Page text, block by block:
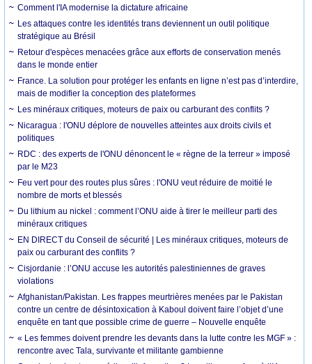
Comment l'IA modernise la dictature africaine
Les attaques contre les identités trans deviennent un outil politique
stratégique au Brésil
Retour d'espèces menacées grâce aux efforts de conservation menés
dans le monde entier
France. La solution pour protéger les enfants en ligne n’est pas d’interdire,
mais de modifier la conception des plateformes
Les minéraux critiques, moteurs de paix ou carburant des conflits ?
Nicaragua : l'ONU déplore de nouvelles atteintes aux droits civils et
politiques
RDC : des experts de l'ONU dénoncent le « règne de la terreur » imposé
par le M23
Feu vert pour des routes plus sûres : l'ONU veut réduire de moitié le
nombre de morts et blessés
Du lithium au nickel : comment l’ONU aide à tirer le meilleur parti des
minéraux critiques
EN DIRECT du Conseil de sécurité | Les minéraux critiques, moteurs de
paix ou carburant des conflits ?
Cisjordanie : l’ONU accuse les autorités palestiniennes de graves
violations
Afghanistan/Pakistan. Les frappes meurtrières menées par le Pakistan
contre un centre de désintoxication à Kaboul doivent faire l’objet d’une
enquête en tant que possible crime de guerre – Nouvelle enquête
« Les femmes doivent prendre les devants dans la lutte contre les MGF » :
rencontre avec Tala, survivante et militante gambienne